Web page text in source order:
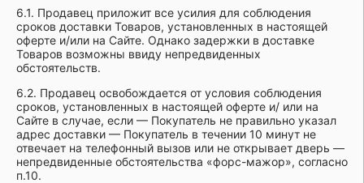
6.1. Продавец приложит все усилия для соблюдения
сроков доставки Товаров, установленных в настоящей
оферте и/или на Сайте. Однако задержки в доставке
Товаров возможны ввиду непредвиденных
обстоятельств.
6.2. Продавец освобождается от условия соблюдения
сроков, установленных в настоящей оферте и/ или на
Сайте в случае, если — Покупатель не правильно указал
адрес доставки — Покупатель в течении 10 минут не
отвечает на телефонный вызов или не открывает дверь —
непредвиденные обстоятельства «форс-мажор», согласно
п.10.